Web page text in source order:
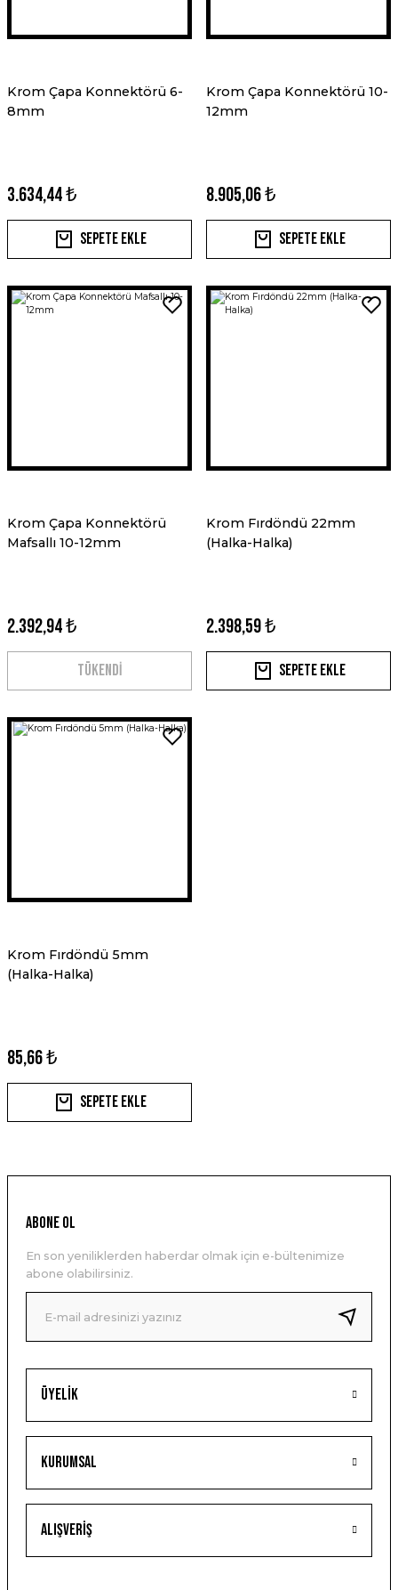
Krom Çapa Konnektörü 6-
8mm
3.634,44 ₺
Sepete Ekle
Krom Çapa Konnektörü 10-
12mm
8.905,06 ₺
Sepete Ekle
Krom Çapa Konnektörü
Mafsallı 10-12mm
2.392,94 ₺
TÜKENDİ
Krom Fırdöndü 22mm
(Halka-Halka)
2.398,59 ₺
Sepete Ekle
Krom Fırdöndü 5mm
(Halka-Halka)
85,66 ₺
Sepete Ekle
Üyelik
Kurumsal
Alışveriş
ABONE OL
En son yeniliklerden haberdar olmak için e-bültenimize
abone olabilirsiniz.